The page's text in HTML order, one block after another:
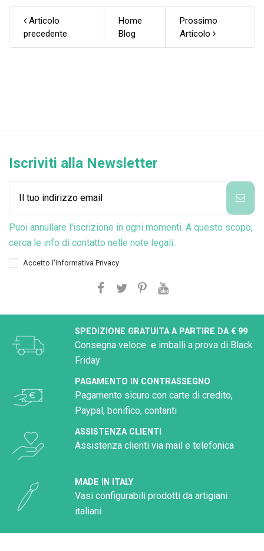
Articolo
precedente
Home
Blog
Prossimo
Articolo
Iscriviti alla Newsletter
Puoi annullare l'iscrizione in ogni momenti. A questo scopo,
cerca le info di contatto nelle note legali.
Accetto l'Informativa Privacy
SPEDIZIONE GRATUITA A PARTIRE DA € 99
Consegna veloce e imballi a prova di Black
Friday
PAGAMENTO IN CONTRASSEGNO
Pagamento sicuro con carte di credito,
Paypal, bonifico, contanti
ASSISTENZA CLIENTI
Assistenza clienti via mail e telefonica
MADE IN ITALY
Vasi configurabili prodotti da artigiani
italiani